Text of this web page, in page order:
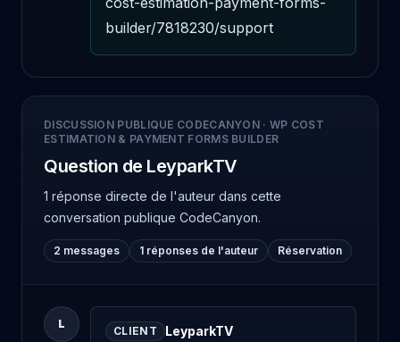
builder/7818230/support
DISCUSSION PUBLIQUE CODECANYON · WP COST
ESTIMATION & PAYMENT FORMS BUILDER
Question de LeyparkTV
1 réponse directe de l'auteur dans cette
conversation publique CodeCanyon.
2 messages 1 réponses de l'auteur Réservation
L
CLIENT LeyparkTV